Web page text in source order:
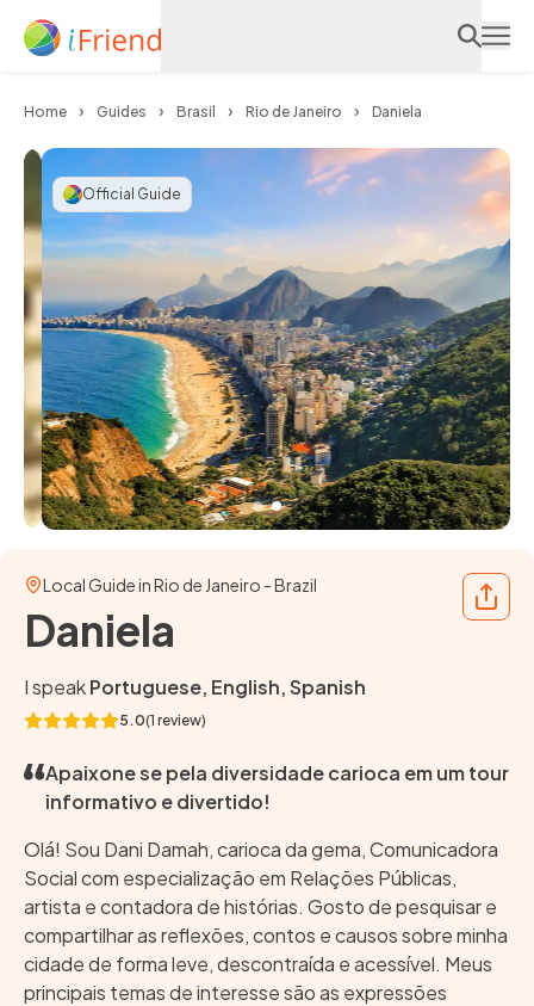
Home Guides Brasil Rio de Janeiro Daniela
Official Guide
Local Guide in Rio de Janeiro - Brazil
Daniela Share
I speakPortuguese, English, Spanish
5.0(1 review)
Apaixone se pela diversidade carioca em um tour
informativo e divertido!
Olá! Sou Dani Damah, carioca da gema, Comunicadora
Social com especialização em Relações Públicas,
artista e contadora de histórias. Gosto de pesquisar e
compartilhar as reflexões, contos e causos sobre minha
cidade de forma leve, descontraída e acessível. Meus
principais temas de interesse são as expressões